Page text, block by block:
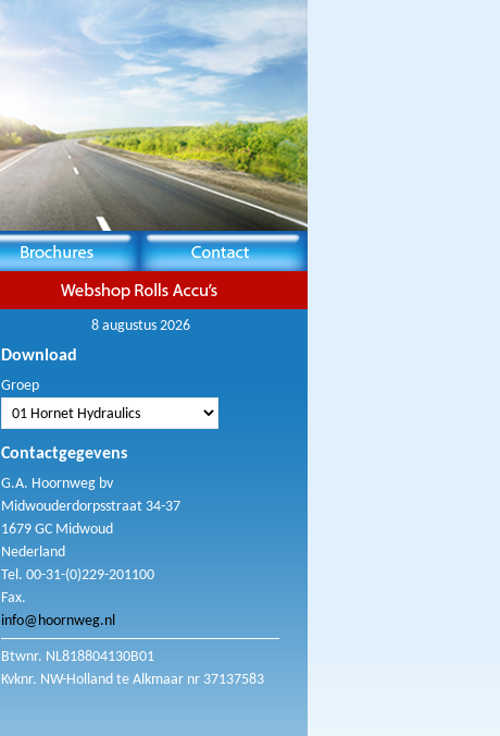
8 augustus 2026
Download
Groep
Contactgegevens
G.A. Hoornweg bv
Midwouderdorpsstraat 34-37
1679 GC Midwoud
Nederland
Tel. 00-31-(0)229-201100
Fax.
info@hoornweg.nl
Btwnr. NL818804130B01
Kvknr. NW-Holland te Alkmaar nr 37137583